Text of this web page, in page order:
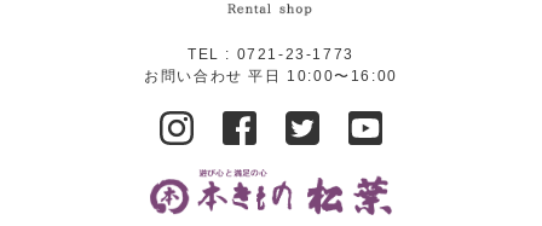
TEL : 0721-23-1773
お問い合わせ 平日 10:00〜16:00